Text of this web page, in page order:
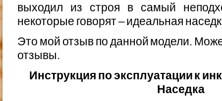
выходил из строя в самый
некоторые говорят – идеальная
Это мой отзыв по данной модели.
отзывы.
Инструкция по эксплуатации к
Наседка